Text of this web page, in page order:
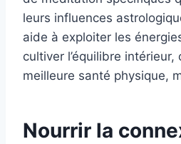
leurs influences
aide à exploiter les
cultiver l’équilibre
meilleure santé physique,
Nourrir la